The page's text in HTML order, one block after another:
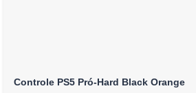
Controle PS5 Pró-Hard Black Orange